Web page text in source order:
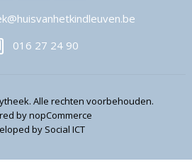
016 27 24 90
Alle rechten voorbehouden.
bynopCommerce
by Social ICT